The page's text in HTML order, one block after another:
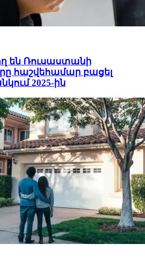
են Ռուսաստանի
հաշվեհամար բացել
2025-ին